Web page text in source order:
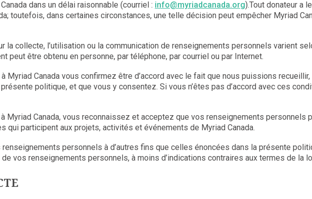
dans un délai raisonnable (courriel : info@myriadcanada.org).Tout donateur a
toutefois, dans certaines circonstances, une telle décision peut empêcher Myriad
la collecte, l’utilisation ou la communication de renseignements personnels varient
peut être obtenu en personne, par téléphone, par courriel ou par Internet.
Myriad Canada vous confirmez être d’accord avec le fait que nous puissions
politique, et que vous y consentez. Si vous n’êtes pas d’accord avec ces
Myriad Canada, vous reconnaissez et acceptez que vos renseignements personnels
qui participent aux projets, activités et événements de Myriad Canada.
personnels à d’autres fins que celles énoncées dans la présente
vos renseignements personnels, à moins d’indications contraires aux termes de la